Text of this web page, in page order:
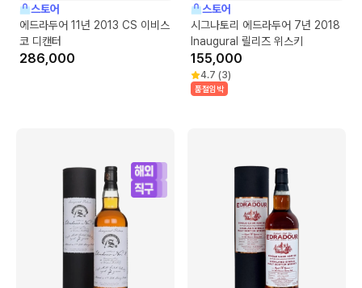
스토어
에드라두어 11년 2013 CS 이비스
코 디캔터
286,000
스토어
시그나토리 에드라두어 7년 2018
Inaugural 릴리즈 위스키
155,000
4.7 (3)
품절임박